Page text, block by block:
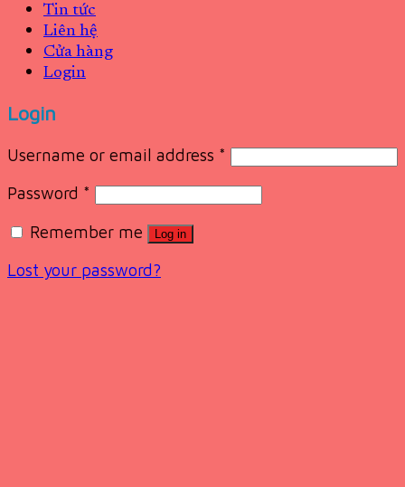
Tin tức
Liên hệ
Cửa hàng
Login
Login
Username or email address *
Password *
Remember me
Log in
Lost your password?